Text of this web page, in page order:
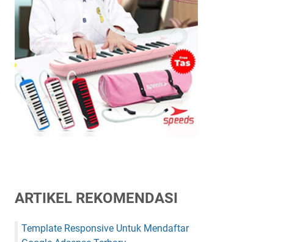
ARTIKEL REKOMENDASI
Template Responsive Untuk Mendaftar